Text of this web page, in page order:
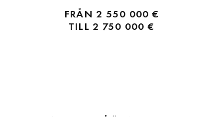
komfort och en genuin medelhavslivsstil. Perfekt beläget på New
Golden Mile mellan Marbella och Estepona, med fantastisk
havsutsikt och nära golfbanor,...
FRÅN 2 550 000 €
TILL 2 750 000 €